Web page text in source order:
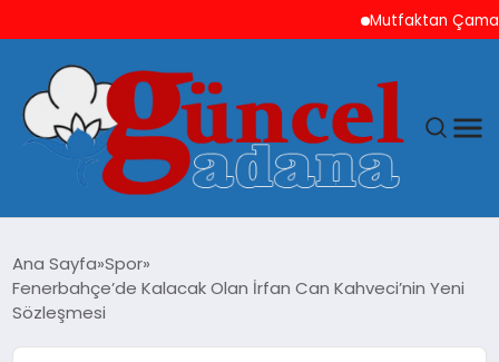
Mutfaktan Çamaşır
GÜNCEL
Ana Sayfa Spor
Fenerbahçe’de Kalacak Olan İrfan Can Kahveci’nin Yeni
Sözleşmesi